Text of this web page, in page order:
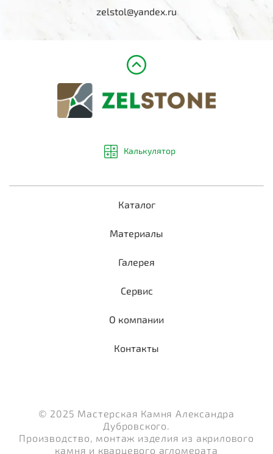
zelstol@yandex.ru
Каталог
Материалы
Галерея
Сервис
О компании
Контакты
Калькулятор
© 2025 Мастерская Камня Александра
Дубровского.
Производство, монтаж изделия из акрилового
камня и кварцевого агломерата